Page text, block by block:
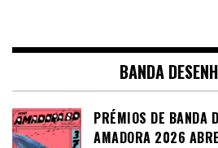
BANDA
PRÉMIOS DE BANDA
AMADORA 2026